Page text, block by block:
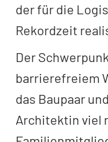
der für die
Rekordzeit
Der
barrierefreiem
das Baupaar
Architektin viel